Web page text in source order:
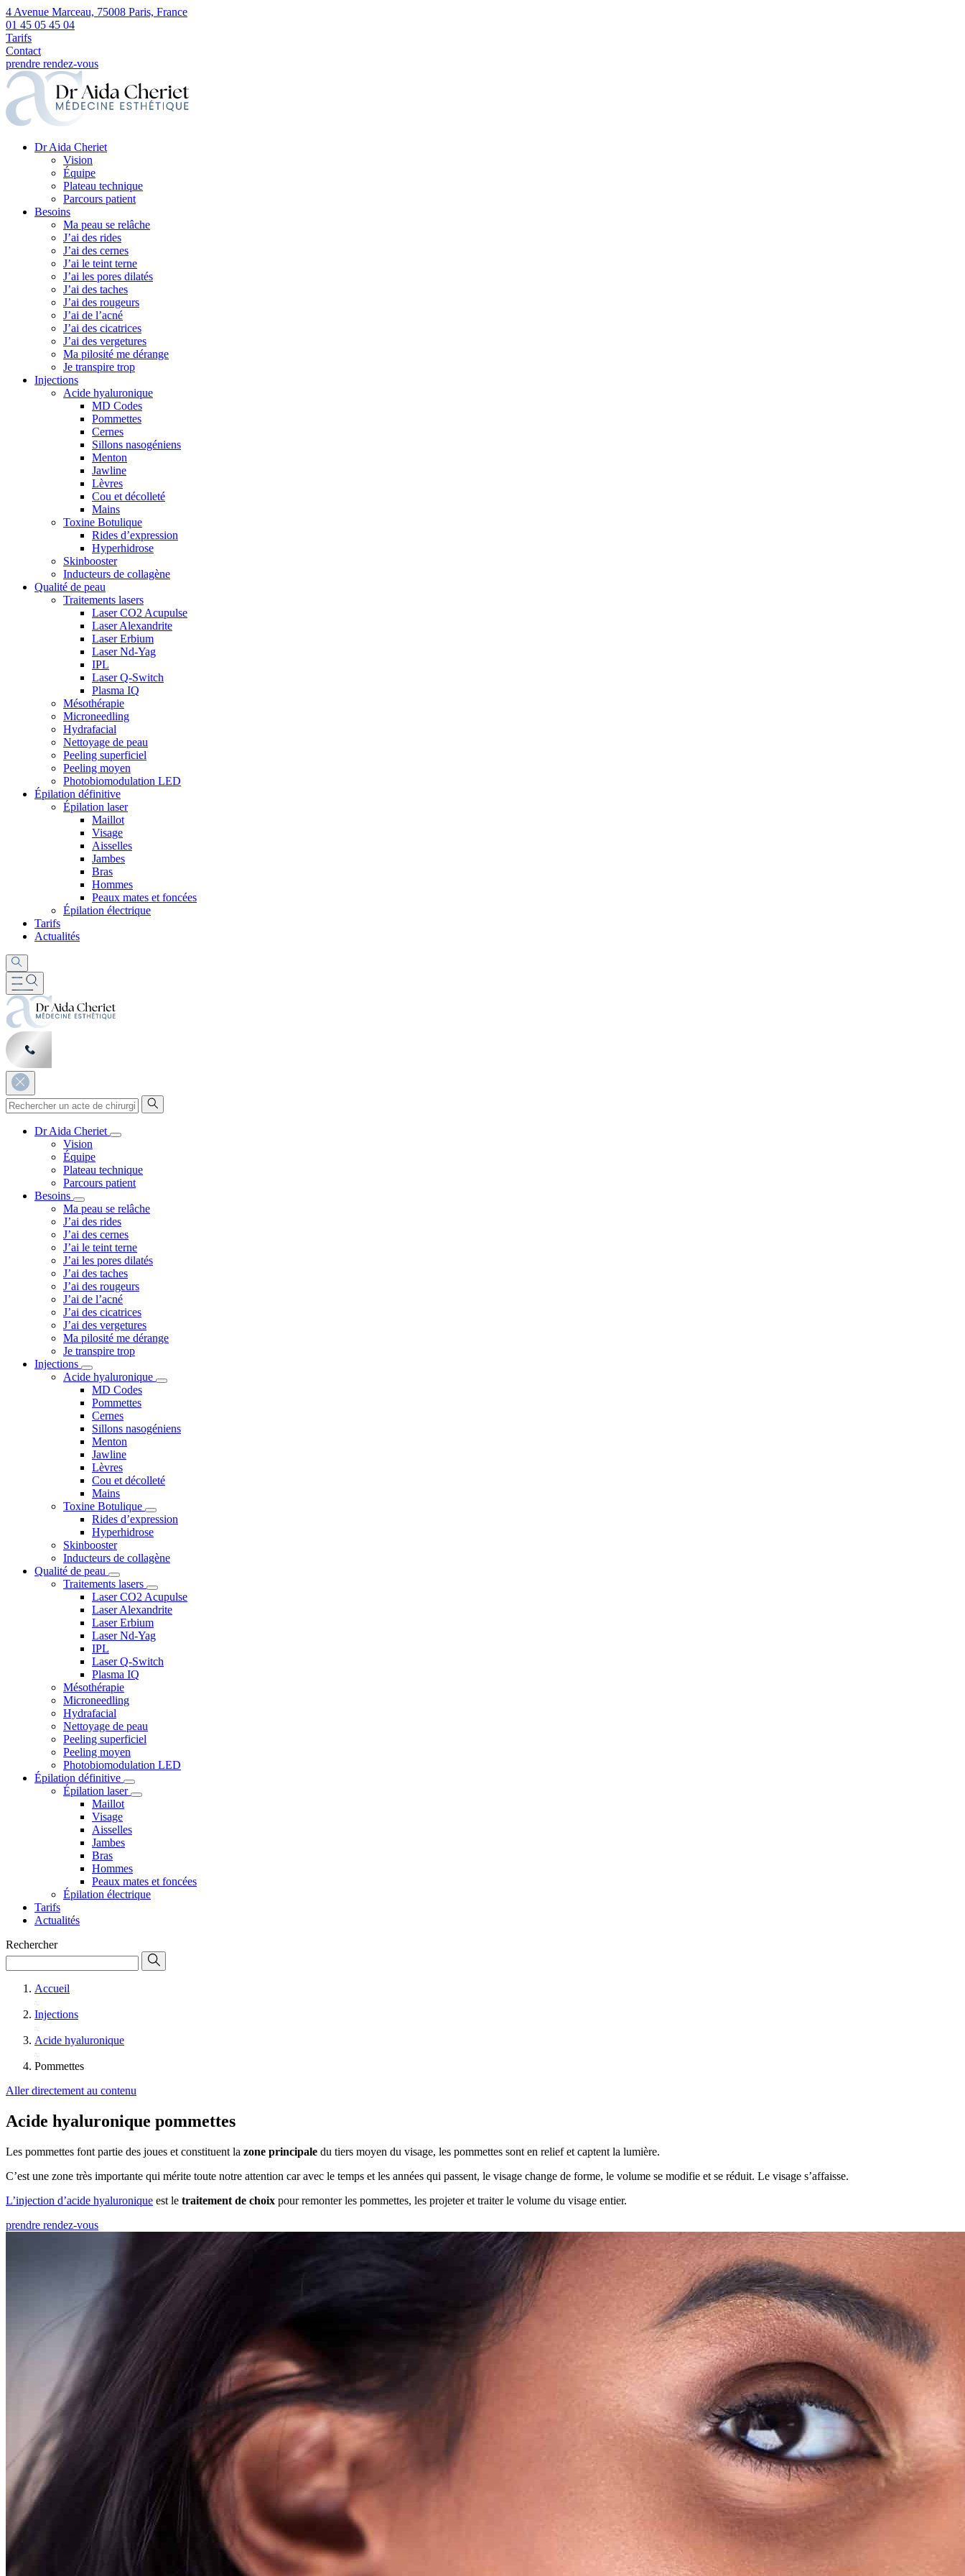
4 Avenue Marceau, 75008 Paris, France
01 45 05 45 04
Tarifs
Contact
prendre rendez-vous
Dr Aida Cheriet
Vision
Équipe
Plateau technique
Parcours patient
Besoins
Ma peau se relâche
J’ai des rides
J’ai des cernes
J’ai le teint terne
J’ai les pores dilatés
J’ai des taches
J’ai des rougeurs
J’ai de l’acné
J’ai des cicatrices
J’ai des vergetures
Ma pilosité me dérange
Je transpire trop
Injections
Acide hyaluronique
MD Codes
Pommettes
Cernes
Sillons nasogéniens
Menton
Jawline
Lèvres
Cou et décolleté
Mains
Toxine Botulique
Rides d’expression
Hyperhidrose
Skinbooster
Inducteurs de collagène
Qualité de peau
Traitements lasers
Laser CO2 Acupulse
Laser Alexandrite
Laser Erbium
Laser Nd-Yag
IPL
Laser Q-Switch
Plasma IQ
Mésothérapie
Microneedling
Hydrafacial
Nettoyage de peau
Peeling superficiel
Peeling moyen
Photobiomodulation LED
Épilation définitive
Épilation laser
Maillot
Visage
Aisselles
Jambes
Bras
Hommes
Peaux mates et foncées
Épilation électrique
Tarifs
Actualités
Dr Aida Cheriet
Vision
Équipe
Plateau technique
Parcours patient
Besoins
Ma peau se relâche
J’ai des rides
J’ai des cernes
J’ai le teint terne
J’ai les pores dilatés
J’ai des taches
J’ai des rougeurs
J’ai de l’acné
J’ai des cicatrices
J’ai des vergetures
Ma pilosité me dérange
Je transpire trop
Injections
Acide hyaluronique
MD Codes
Pommettes
Cernes
Sillons nasogéniens
Menton
Jawline
Lèvres
Cou et décolleté
Mains
Toxine Botulique
Rides d’expression
Hyperhidrose
Skinbooster
Inducteurs de collagène
Qualité de peau
Traitements lasers
Laser CO2 Acupulse
Laser Alexandrite
Laser Erbium
Laser Nd-Yag
IPL
Laser Q-Switch
Plasma IQ
Mésothérapie
Microneedling
Hydrafacial
Nettoyage de peau
Peeling superficiel
Peeling moyen
Photobiomodulation LED
Épilation définitive
Épilation laser
Maillot
Visage
Aisselles
Jambes
Bras
Hommes
Peaux mates et foncées
Épilation électrique
Tarifs
Actualités
Rechercher
Accueil
Injections
Acide hyaluronique
Pommettes
Aller directement au contenu
Acide hyaluronique pommettes
Les pommettes font partie des joues et constituent la zone principale du tiers moyen du visage, les pommettes sont en relief et captent la lumière.
C’est une zone très importante qui mérite toute notre attention car avec le temps et les années qui passent, le visage change de forme, le volume se modifie et se réduit. Le visage s’affaisse.
L’injection d’acide hyaluronique est le traitement de choix pour remonter les pommettes, les projeter et traiter le volume du visage entier.
prendre rendez-vous